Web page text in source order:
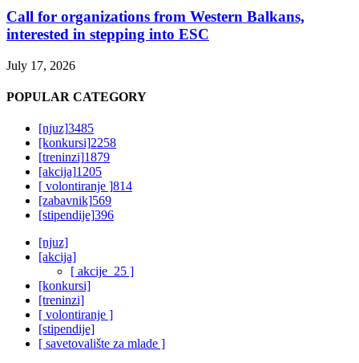
Call for organizations from Western Balkans,
interested in stepping into ESC
July 17, 2026
POPULAR CATEGORY
[njuz]3485
[konkursi]2258
[treninzi]1879
[akcija]1205
[ volontiranje ]814
[zabavnik]569
[stipendije]396
[njuz]
[akcija]
[ akcije_25 ]
[konkursi]
[treninzi]
[ volontiranje ]
[stipendije]
[ savetovalište za mlade ]